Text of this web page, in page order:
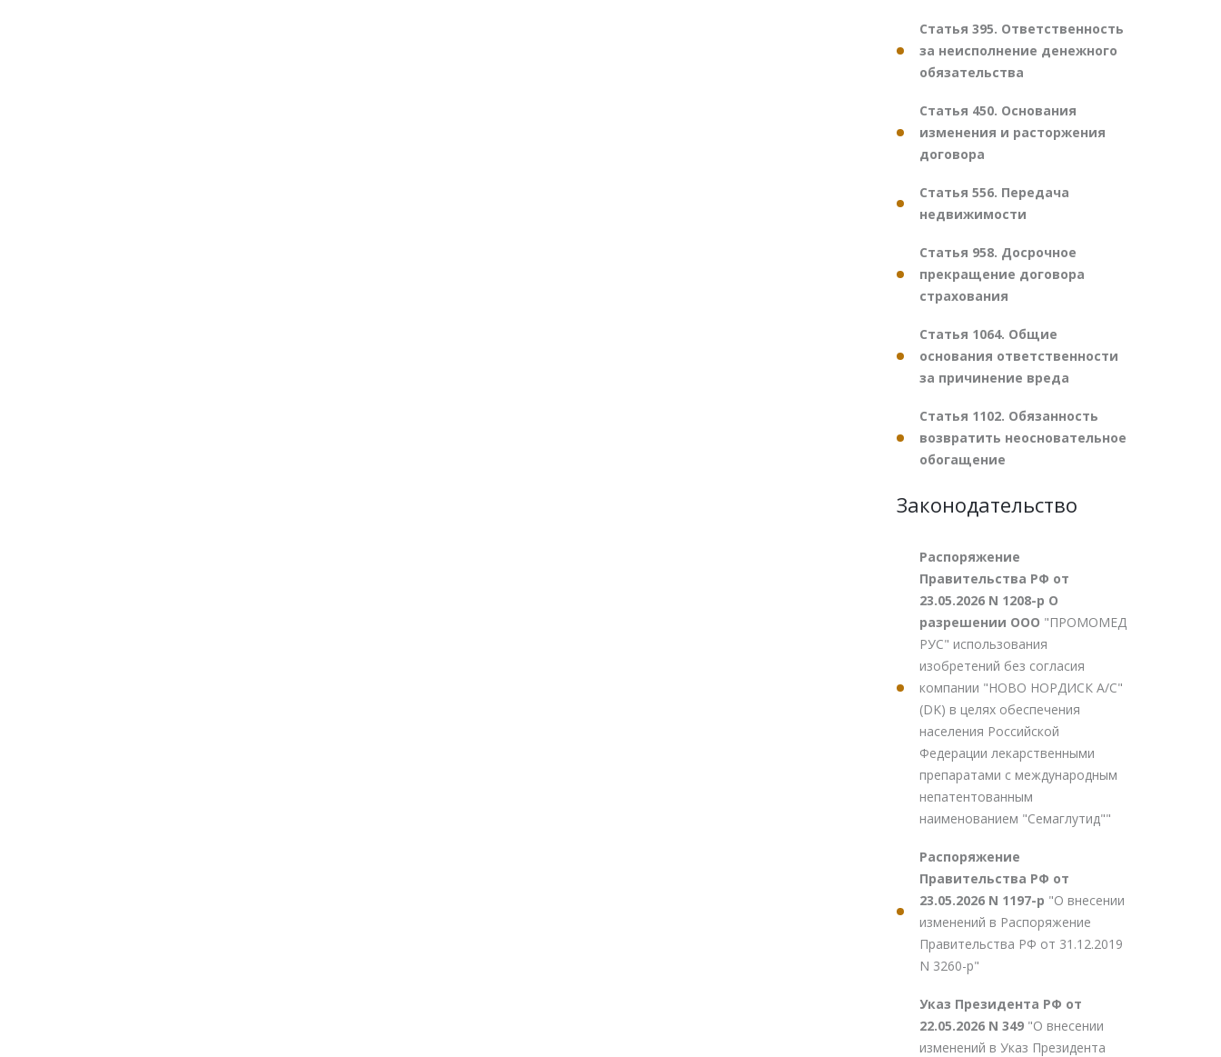
Статья 395. Ответственность
за неисполнение денежного
обязательства
Статья 450. Основания
изменения и расторжения
договора
Статья 556. Передача
недвижимости
Статья 958. Досрочное
прекращение договора
страхования
Статья 1064. Общие
основания ответственности
за причинение вреда
Статья 1102. Обязанность
возвратить неосновательное
обогащение
Законодательство
Распоряжение
Правительства РФ от
23.05.2026 N 1208-р О
разрешении ООО "ПРОМОМЕД
РУС" использования
изобретений без согласия
компании "НОВО НОРДИСК А/С"
(DK) в целях обеспечения
населения Российской
Федерации лекарственными
препаратами с международным
непатентованным
наименованием "Семаглутид""
Распоряжение
Правительства РФ от
23.05.2026 N 1197-р "О внесении
изменений в Распоряжение
Правительства РФ от 31.12.2019
N 3260-р"
Указ Президента РФ от
22.05.2026 N 349 "О внесении
изменений в Указ Президента